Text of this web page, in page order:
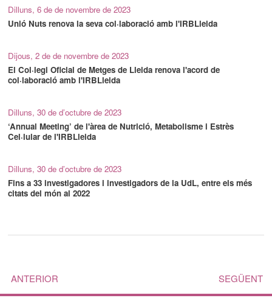
Dilluns, 6 de de novembre de 2023
Unió Nuts renova la seva col·laboració amb l'IRBLleida
Dijous, 2 de de novembre de 2023
El Col·legi Oficial de Metges de Lleida renova l'acord de
col·laboració amb l'IRBLleida
Dilluns, 30 de d’octubre de 2023
‘Annual Meeting’ de l'àrea de Nutrició, Metabolisme i Estrès
Cel·lular de l'IRBLleida
Dilluns, 30 de d’octubre de 2023
Fins a 33 investigadores i investigadors de la UdL, entre els més
citats del món al 2022
ANTERIOR SEGÜENT